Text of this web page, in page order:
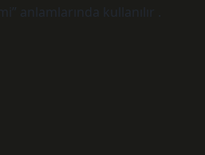
anlamlarında kullanılır .